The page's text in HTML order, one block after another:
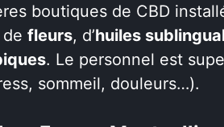
boutiques de CBD
fleurs, d’huiles
. Le personnel est
sommeil, douleurs…).